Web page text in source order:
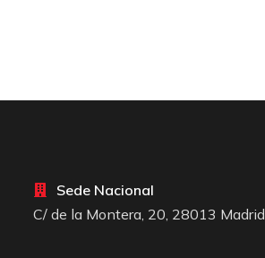
Sede Nacional
C/ de la Montera, 20, 28013 Madrid